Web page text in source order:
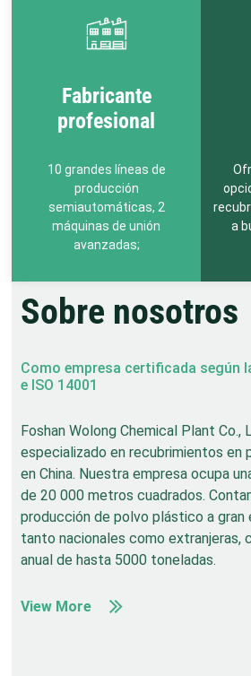
Fabricante
profesional
10 grandes líneas de
producción
semiautomáticas, 2
máquinas de unión
avanzadas;
a
Sobre nosotros
Como empresa certificada según
e ISO 14001
Foshan Wolong Chemical Plant Co.,
especializado en recubrimientos en
en China. Nuestra empresa ocupa
de 20 000 metros cuadrados.
producción de polvo plástico a gran
tanto nacionales como extranjeras,
anual de hasta 5000 toneladas.
View More